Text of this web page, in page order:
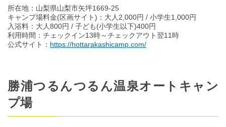
所在地：山梨県山梨市矢坪1669-25
キャンプ場料金(区画サイト)：大人2,000円 / 小学生1,000円
入浴料：大人800円 / 子ども(小学生以下)400円
利用時間：チェックイン13時～チェックアウト翌11時
公式サイト： https://hottarakashicamp.com/
勝浦つるんつるん温泉オートキャン
プ場